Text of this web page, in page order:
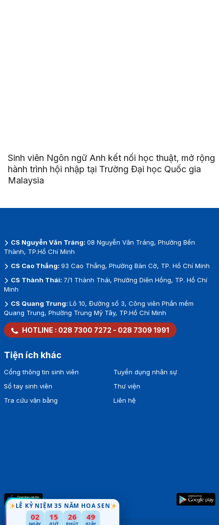
LỄ KỶ NIỆM 35 NĂM HOA SEN
02 15 26 49
Sinh viên Ngôn ngữ Anh kết nối học thuật, mở rộng
hành trình hội nhập tại Trường Đại học Quốc gia
Malaysia
CS Nguyễn Văn Tráng: 08 Nguyễn Văn Tráng, Phường Bến
Thành, TP.Hồ Chí Minh
CS Cao Thắng: 93 Cao Thắng, Phường Bàn Cờ, TP. Hồ Chí Minh
CS Thành Thái: 7/1 Thành Thái, Phường Diên Hồng, TP. Hồ Chí
Minh
CS Quang Trung: Lô 10, Đường số 3, Công viên Phần mềm
Quang Trung, Phường Trung Mỹ Tây, TP.Hồ Chí Minh
HOTLINE : 028 7300 7272 - 028 7309 1991
Tiện ích khác
Cổng thông tin sinh viên
Sổ tay sinh viên
Tra cứu văn bằng
Tuyển dụng nhân sự
Thư viện
Liên hệ